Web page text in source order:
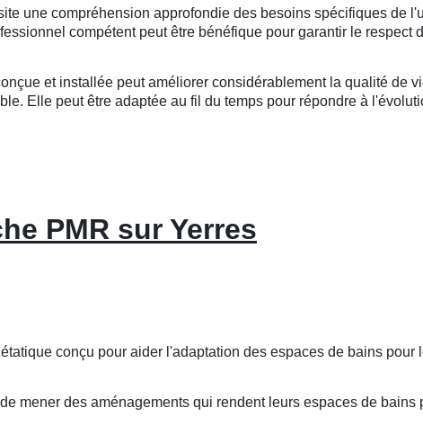
une compréhension approfondie des besoins spécifiques de
compétent peut être bénéfique pour garantir le respect
et installée peut améliorer considérablement la qualité de
Elle peut être adaptée au fil du temps pour répondre à
PMR sur Yerres
conçu pour aider l'adaptation des espaces de bains pour
mener des aménagements qui rendent leurs espaces de